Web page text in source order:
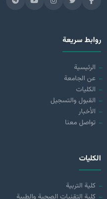
روابط سريعة
الرئيسية
عن الجامعة
الكليات
القبول والتسجيل
الأخبار
تواصل معنا
الكليات
كلية التربية
كلية التقنيات الصحية والطبية